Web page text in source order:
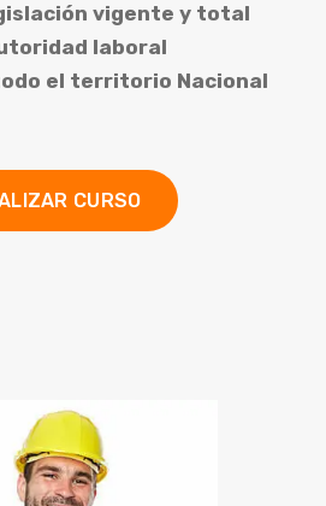
vigente y total
laboral
el territorio Nacional
CURSO